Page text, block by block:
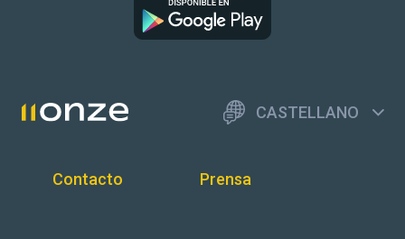
CASTELLANO
Contacto Prensa